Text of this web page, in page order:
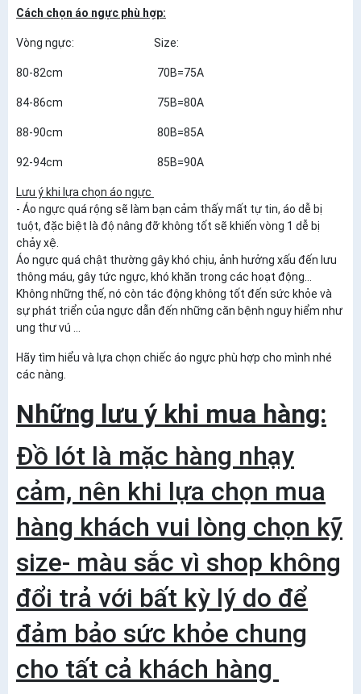
Cách chọn áo ngực phù hợp:
Vòng ngực: Size:
80-82cm 70B=75A
84-86cm 75B=80A
88-90cm 80B=85A
92-94cm 85B=90A
Lưu ý khi lựa chọn áo ngực
- Áo ngực quá rộng sẽ làm bạn cảm thấy mất tự tin, áo dễ bị
tuột, đặc biệt là độ nâng đỡ không tốt sẽ khiến vòng 1 dễ bị
chảy xệ.
Áo ngực quá chật thường gây khó chịu, ảnh hưởng xấu đến lưu
thông máu, gây tức ngực, khó khăn trong các hoạt động...
Không những thế, nó còn tác động không tốt đến sức khỏe và
sự phát triển của ngực dẫn đến những căn bệnh nguy hiểm như
ung thư vú ...
Hãy tìm hiểu và lựa chọn chiếc áo ngực phù hợp cho mình nhé
các nàng.
Những lưu ý khi mua hàng:
Đồ lót là mặc hàng nhạy
cảm, nên khi lựa chọn mua
hàng khách vui lòng chọn kỹ
size- màu sắc vì shop không
đổi trả với bất kỳ lý do để
đảm bảo sức khỏe chung
cho tất cả khách hàng